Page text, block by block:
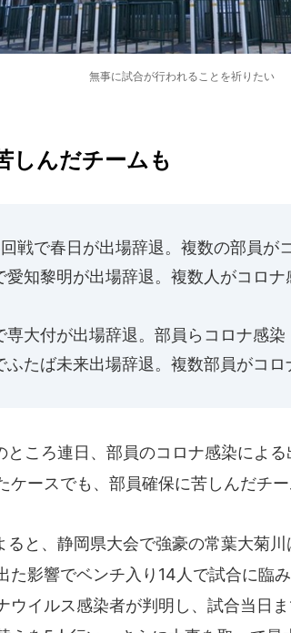
無事に試合が行われることを祈りたい
しんだチームも
戦で春日が出場辞退。複数の部員が
愛知黎明が出場辞退。複数人がコロ
専大付が出場辞退。部員らコロナ感染
ふたば未来出場辞退。複数部員がコロ
ころ連日、部員のコロナ感染による
ケースでも、部員確保に苦しんだチー
と、静岡県大会で強豪の常葉大菊
た影響でベンチ入り14人で試合に臨
ウイルス感染者が判明し、試合当日